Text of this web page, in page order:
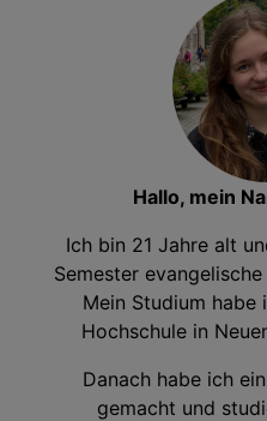
Hallo, mein
Ich bin 21 Jahre alt
Semester
Mein Studium habe
Hochschule in
Danach habe ich
gemacht und